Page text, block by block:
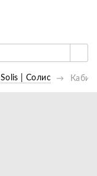
Solis | Cолис